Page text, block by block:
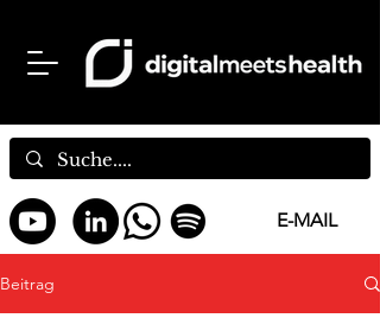
E-MAIL
Beitrag